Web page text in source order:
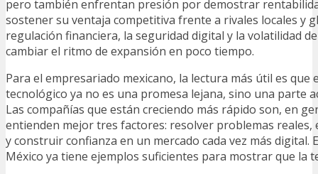
pero también enfrentan presión por demostrar
sostener su ventaja competitiva frente a rivales locales y
regulación financiera, la seguridad digital y la volatilidad
cambiar el ritmo de expansión en poco tiempo.
Para el empresariado mexicano, la lectura más útil es que
tecnológico ya no es una promesa lejana, sino una parte
Las compañías que están creciendo más rápido son, en
entienden mejor tres factores: resolver problemas reales,
y construir confianza en un mercado cada vez más digital.
México ya tiene ejemplos suficientes para mostrar que la